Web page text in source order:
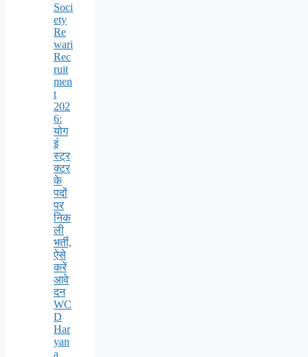
Soci
ety
Re
wari
Rec
ruit
men
t
202
6:
योग
इं
स्ट्र
क्टर
के
पदों
पर
निक
ली
भर्ती,
ऐसे
करें
आवे
दन
WC
D
Har
yan
a